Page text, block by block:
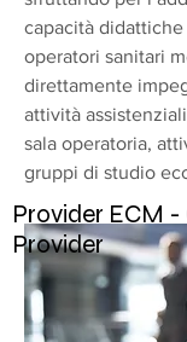
capacità
operatori sanitari
direttamente
attività
sala operatoria,
gruppi di studio
Provider ECM
Provider